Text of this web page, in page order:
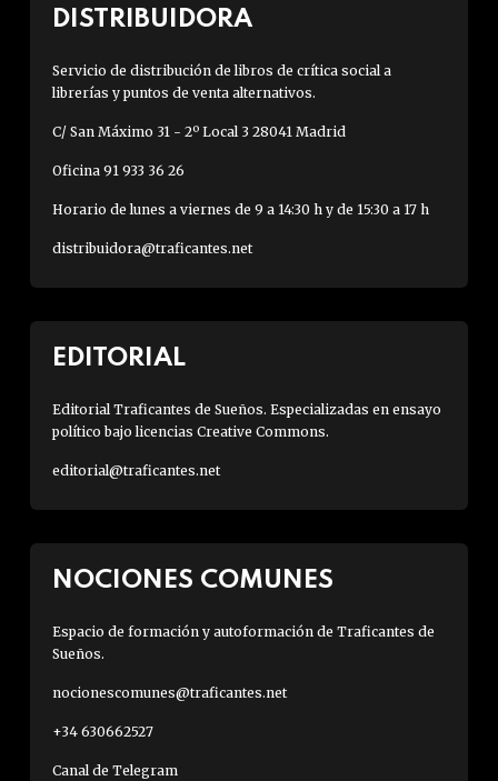
DISTRIBUIDORA
Servicio de distribución de libros de crítica social a
librerías y puntos de venta alternativos.
C/ San Máximo 31 - 2º Local 3 28041 Madrid
Oficina 91 933 36 26
Horario de lunes a viernes de 9 a 14:30 h y de 15:30 a 17 h
distribuidora@traficantes.net
EDITORIAL
Editorial Traficantes de Sueños. Especializadas en ensayo
político bajo licencias Creative Commons.
editorial@traficantes.net
NOCIONES COMUNES
Espacio de formación y autoformación de Traficantes de
Sueños.
nocionescomunes@traficantes.net
+34 630662527
Canal de Telegram